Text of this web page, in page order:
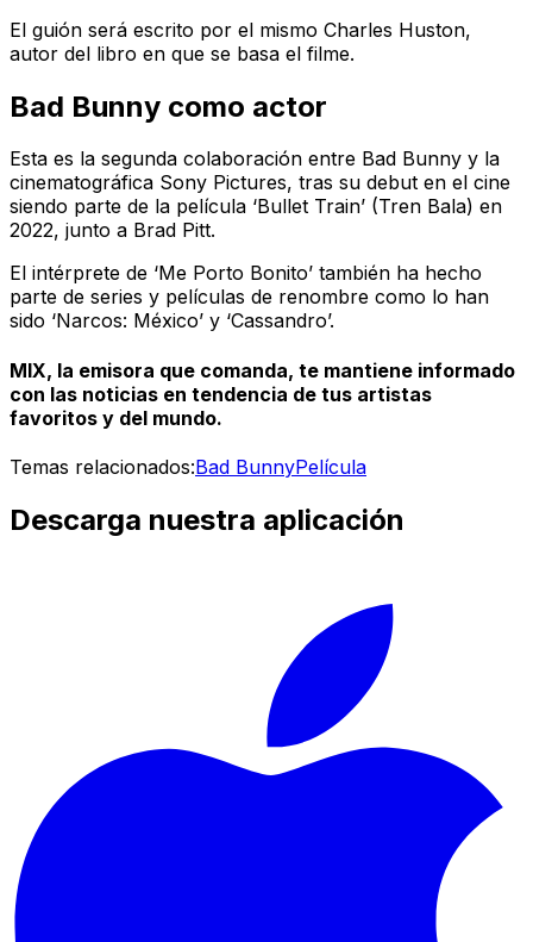
El guión será escrito por el mismo Charles Huston,
autor del libro en que se basa el filme.
Bad Bunny como actor
Esta es la segunda colaboración entre Bad Bunny y la
cinematográfica Sony Pictures, tras su debut en el cine
siendo parte de la película ‘Bullet Train’ (Tren Bala) en
2022, junto a Brad Pitt.
El intérprete de ‘Me Porto Bonito’ también ha hecho
parte de series y películas de renombre como lo han
sido ‘Narcos: México’ y ‘Cassandro’.
MIX, la emisora que comanda, te mantiene informado
con las noticias en tendencia de tus artistas
favoritos y del mundo.
Temas relacionados:Bad BunnyPelícula
Descarga nuestra aplicación